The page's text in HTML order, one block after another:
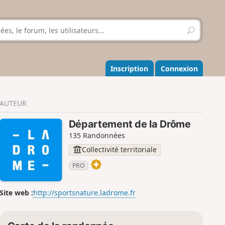
R
e
h
e
r
r
Inscription Connexion
AUTEUR
Département de la Drôme
135 Randonnées
Collectivité territoriale
PRO
Site web :http://sportsnature.ladrome.fr